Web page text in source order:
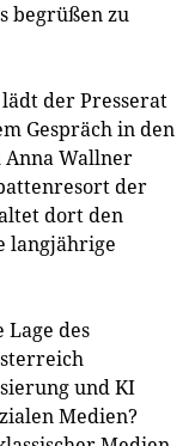
begrüßen zu
der Presserat
Gespräch in den
Anna Wallner
der
dort den
langjährige
des
und KI
Medien?